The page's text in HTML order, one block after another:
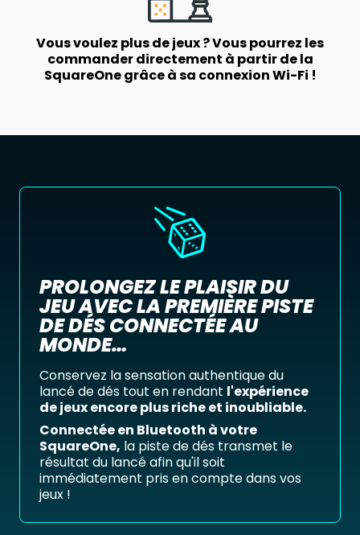
Vous voulez plus de jeux ? Vous pourrez les
commander directement à partir de la
SquareOne grâce à sa connexion Wi-Fi !
PROLONGEZ LE PLAISIR DU
JEU AVEC LA PREMIÈRE PISTE
DE DÉS CONNECTÉE AU
MONDE…
Conservez la sensation authentique du
lancé de dés tout en rendant l'expérience
de jeux encore plus riche et inoubliable.
Connectée en Bluetooth à votre
SquareOne, la piste de dés transmet le
résultat du lancé afin qu'il soit
immédiatement pris en compte dans vos
jeux !